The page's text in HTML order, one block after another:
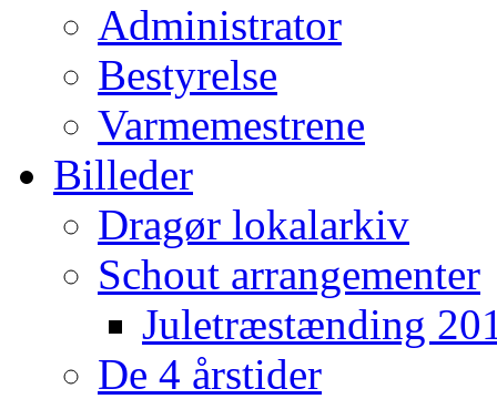
Administrator
Bestyrelse
Varmemestrene
Billeder
Dragør lokalarkiv
Schout arrangementer
Juletræstænding
De 4 årstider